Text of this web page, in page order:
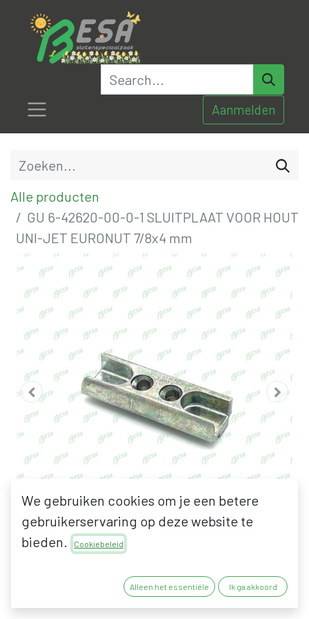
Aanmelden
Alle producten
GU 6-42620-00-0-1 SLUITPLAAT VOOR HOUT
UNI-JET EURONUT 7/8x4 mm
GU 6-42620-00-0-1
SLUITPLAAT VOOR HOUT
We gebruiken cookies om je een betere
gebruikerservaring op deze website te
bieden.
Cookiebeleid
Alleen het essentiële Ik ga akkoord